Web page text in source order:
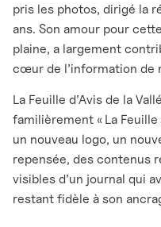
pris les photos, dirigé la
ans. Son amour pour
plaine, a largement
cœur de l’information de
La Feuille d’Avis de la
familièrement « La
un nouveau logo, un
repensée, des contenus
visibles d’un journal qui
restant fidèle à son